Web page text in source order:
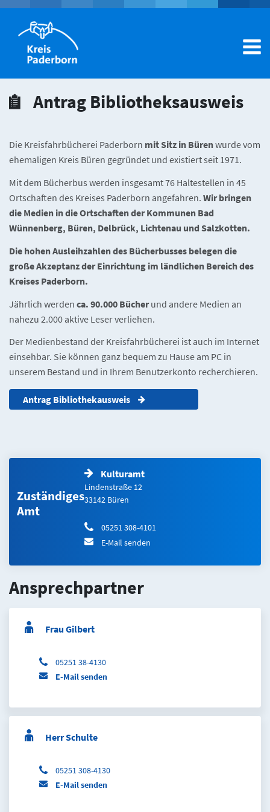
Dienstleistungen A-Z
Hilfecenter
Mein Konto
Antrag Bibliotheksausweis
Die Kreisfahrbücherei Paderborn mit Sitz in Bürenwurde vom
ehemaligen Kreis Büren gegründet und existiert seit 1971.
Mit dem Bücherbus werden insgesamt 76 Haltestellen in 45
Ortschaften des Kreises Paderborn angefahren. Wir bringen
die Medien in die Ortschaften der Kommunen Bad
Wünnenberg, Büren, Delbrück, Lichtenau und Salzkotten.
Die hohen Ausleihzahlen des Bücherbusses belegen die
große Akzeptanz der Einrichtung im ländlichen Bereich des
Kreises Paderborn.
Jährlich werden ca. 90.000 Bücherund andere Medien an
nahezu 2.000 aktive Leser verliehen.
Der Medienbestand der Kreisfahrbücherei ist auch im Internet
einsehbar. Sie können ganz bequem zu Hause am PC in
unserem Bestand und in Ihrem Benutzerkonto recherchieren.
Antrag Bibliothekausweis
Zuständiges
Amt
Kulturamt
Lindenstraße 12
33142 Büren
05251 308-4101
E-Mail senden
Ansprechpartner
Frau Gilbert
05251 38-4130
E-Mail senden
Herr Schulte
05251 308-4130
E-Mail senden